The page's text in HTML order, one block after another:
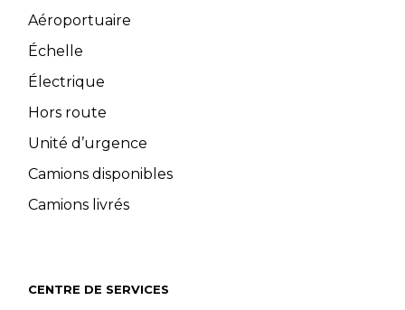
Aéroportuaire
Échelle
Électrique
Hors route
Unité d’urgence
Camions disponibles
Camions livrés
CENTRE DE SERVICES